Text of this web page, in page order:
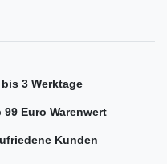
3 Werktage
Euro Warenwert
Kunden